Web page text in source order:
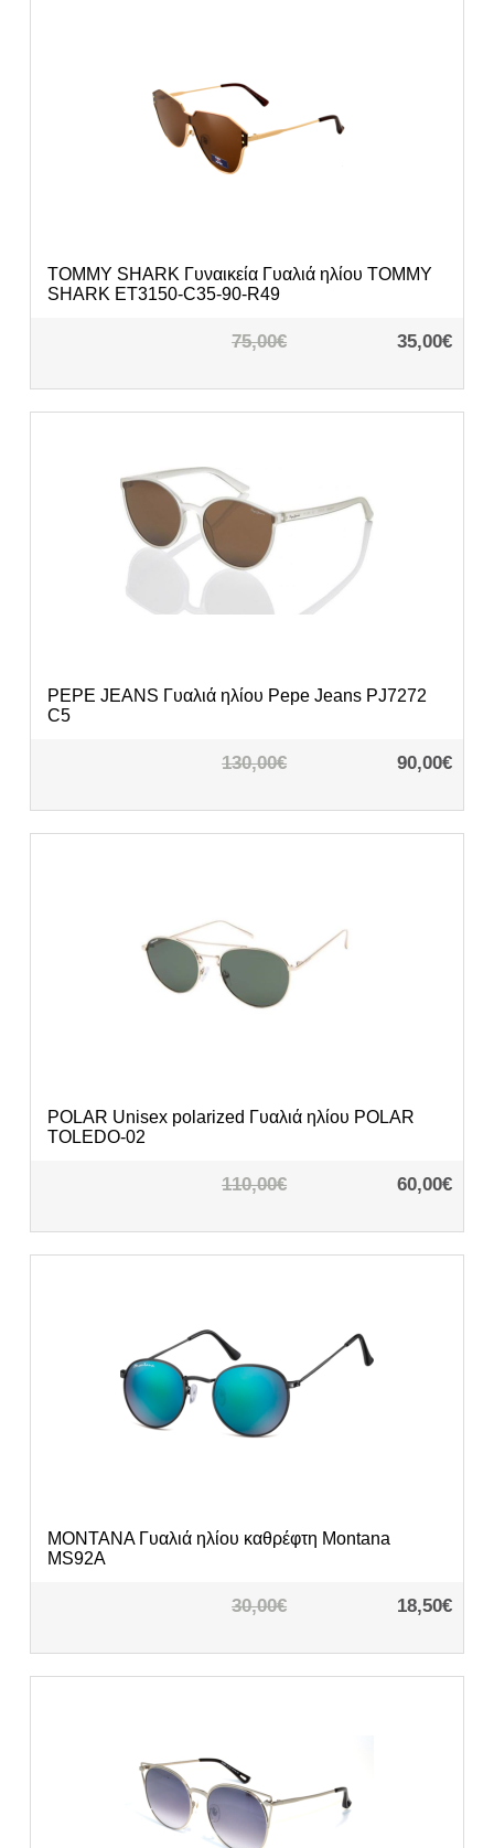
TOMMY SHARK Γυναικεία Γυαλιά ηλίου TOMMY
SHARK ET3150-C35-90-R49
75,00€ 35,00€
PEPE JEANS Γυαλιά ηλίου Pepe Jeans PJ7272
C5
130,00€ 90,00€
POLAR Unisex polarized Γυαλιά ηλίου POLAR
TOLEDO-02
110,00€ 60,00€
MONTANA Γυαλιά ηλίου καθρέφτη Montana
MS92A
30,00€ 18,50€